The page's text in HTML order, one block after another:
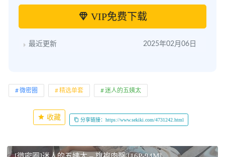
VIP免费下载
最近更新 2025年02月06日
微密圈 精选单套 迷人的五姨太
收藏 分享链接：https://www.sekiki.com/4731242.html